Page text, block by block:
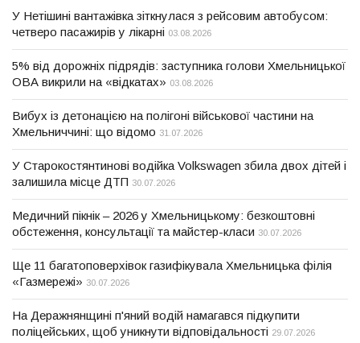
У Нетішині вантажівка зіткнулася з рейсовим автобусом:
четверо пасажирів у лікарні 03.08.2026
5% від дорожніх підрядів: заступника голови Хмельницької
ОВА викрили на «відкатах» 03.08.2026
Вибух із детонацією на полігоні військової частини на
Хмельниччині: що відомо 31.07.2026
У Старокостянтинові водійка Volkswagen збила двох дітей і
залишила місце ДТП 30.07.2026
Медичний пікнік – 2026 у Хмельницькому: безкоштовні
обстеження, консультації та майстер-класи 30.07.2026
Ще 11 багатоповерхівок газифікувала Хмельницька філія
«Газмережі» 30.07.2026
На Деражнянщині п'яний водій намагався підкупити
поліцейських, щоб уникнути відповідальності 29.07.2026